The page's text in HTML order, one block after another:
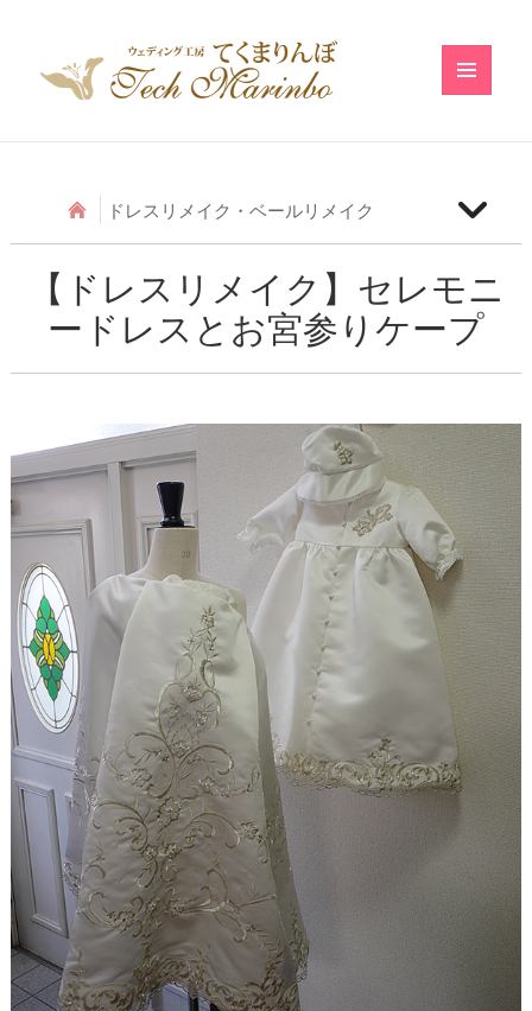
ドレスリメイク・ベールリメイク
【ドレスリメイク】アシメトリーフリルのベビード
【ドレスリメイク】ふわふわ巻きバラのベビードレ
ス
【ドレスリメイク】ストライプスカートのベビード
レス
【ドレスリメイク】フラワーモチーフのポーチ＆ク
ッションカバー
【ドレスリメイク】ふわふわオーバースカートのツ
ーウェイベビードレス
【ドレスリメイク】ベビードレス＆お宮参りケープ
【ドレスリメイク】ママとお揃いリボンのベビード
レス
【ドレス＆ベールリメイク】ラブリーリボンのベビ
ードレス
【ドレスリメイク】ふんわりチュールのベビードレ
【ドレスリメイク】セレモニ
ードレスとお宮参りケープ